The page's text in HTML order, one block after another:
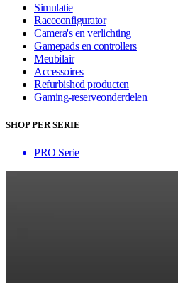
Simulatie
Raceconfigurator
Camera's en verlichting
Gamepads en controllers
Meubilair
Accessoires
Refurbished producten
Gaming-reserveonderdelen
SHOP PER SERIE
PRO Serie